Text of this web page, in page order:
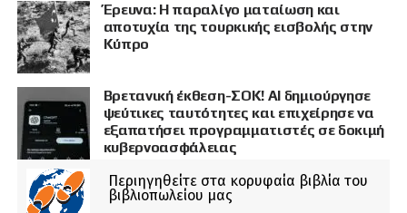
Έρευνα: Η παραλίγο ματαίωση και
αποτυχία της τουρκικής εισβολής στην
Κύπρο
Βρετανική έκθεση-ΣΟΚ! AI δημιούργησε
ψεύτικες ταυτότητες και επιχείρησε να
εξαπατήσει προγραμματιστές σε δοκιμή
κυβερνοασφάλειας
Περιηγηθείτε στα κορυφαία βιβλία του
βιβλιοπωλείου μας